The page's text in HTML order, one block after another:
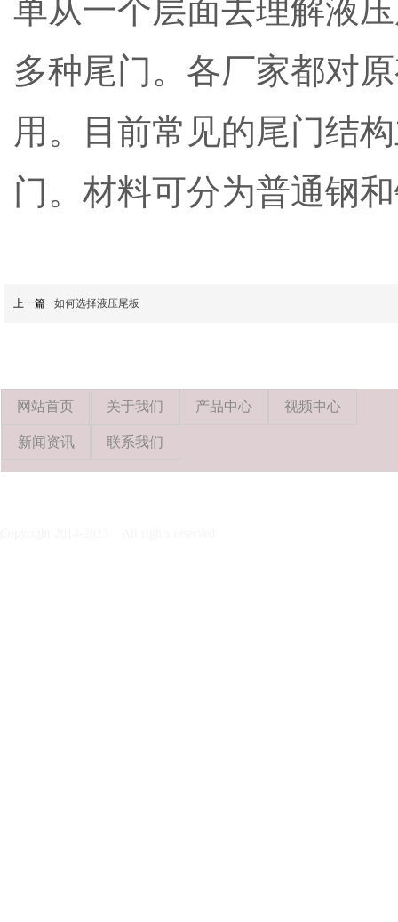
多种尾门。各厂家都对
用。目前常见的尾门结
门。材料可分为普通钢
上一篇 如何选择液压尾板
网站首页 关于我们 产品中心 视频中心
新闻资讯 联系我们